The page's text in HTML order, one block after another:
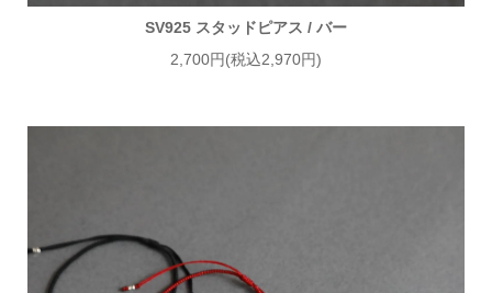
SV925 スタッドピアス / バー
2,700円(税込2,970円)